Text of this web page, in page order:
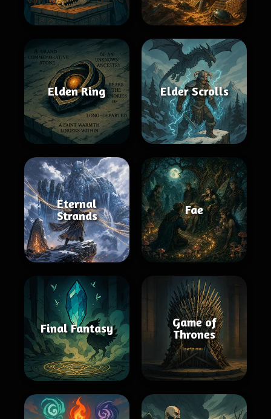
Elden Ring Elder Scrolls
Eternal
Strands
Fae
Final Fantasy
Game of
Thrones